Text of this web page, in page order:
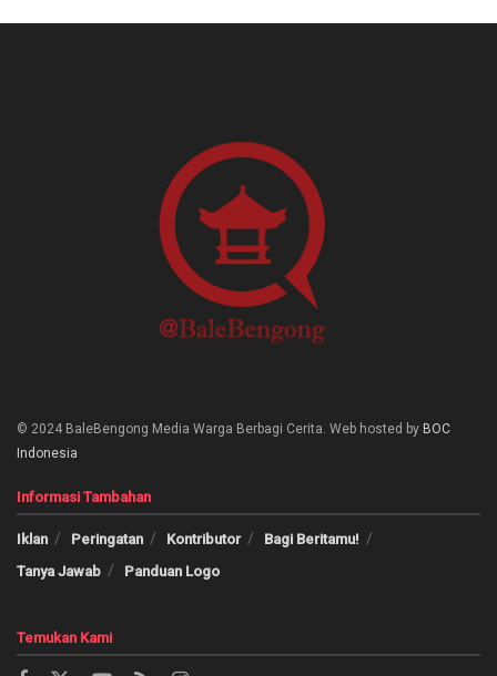
© 2024 BaleBengong Media Warga Berbagi Cerita. Web hosted by BOC
Indonesia
Informasi Tambahan
Iklan Peringatan Kontributor
Bagi Beritamu!
Tanya Jawab
Panduan Logo
Temukan Kami